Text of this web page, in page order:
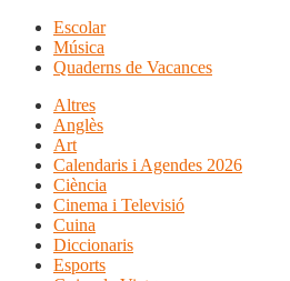
Escolar
Música
Quaderns de Vacances
Altres
Anglès
Art
Calendaris i Agendes 2026
Ciència
Cinema i Televisió
Cuina
Diccionaris
Esports